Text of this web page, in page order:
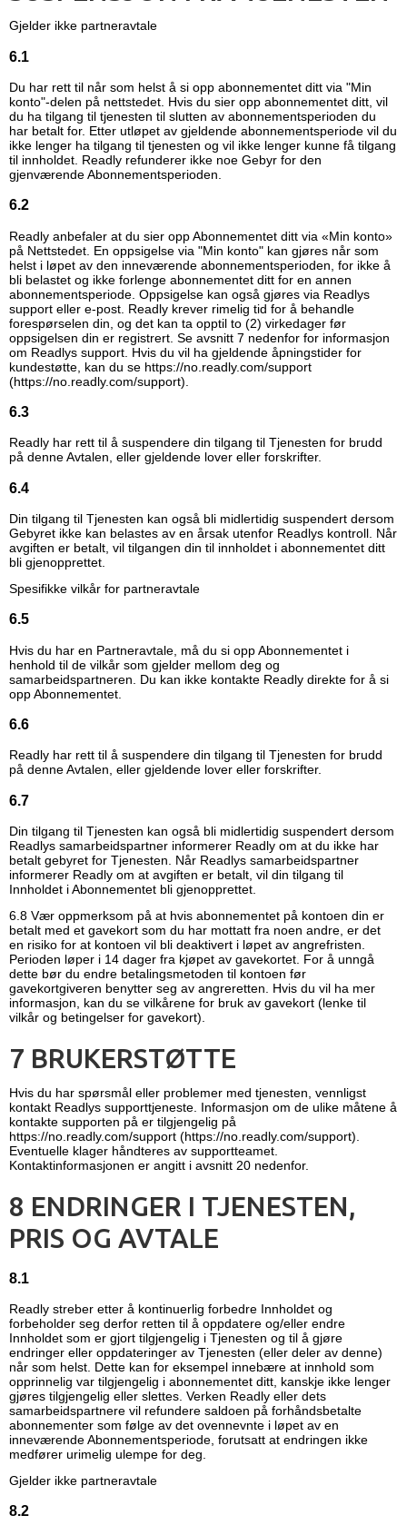
Gjelder ikke partneravtale
6.1
Du har rett til når som helst å si opp abonnementet ditt via "Min
konto"-delen på nettstedet. Hvis du sier opp abonnementet ditt, vil
du ha tilgang til tjenesten til slutten av abonnementsperioden du
har betalt for. Etter utløpet av gjeldende abonnementsperiode vil du
ikke lenger ha tilgang til tjenesten og vil ikke lenger kunne få tilgang
til innholdet. Readly refunderer ikke noe Gebyr for den
gjenværende Abonnementsperioden.
6.2
Readly anbefaler at du sier opp Abonnementet ditt via «Min konto»
på Nettstedet. En oppsigelse via "Min konto" kan gjøres når som
helst i løpet av den inneværende abonnementsperioden, for ikke å
bli belastet og ikke forlenge abonnementet ditt for en annen
abonnementsperiode. Oppsigelse kan også gjøres via Readlys
support eller e-post. Readly krever rimelig tid for å behandle
forespørselen din, og det kan ta opptil to (2) virkedager før
oppsigelsen din er registrert. Se avsnitt 7 nedenfor for informasjon
om Readlys support. Hvis du vil ha gjeldende åpningstider for
kundestøtte, kan du se https://no.readly.com/support
(https://no.readly.com/support)
6.3
Readly har rett til å suspendere din tilgang til Tjenesten for brudd
på denne Avtalen, eller gjeldende lover eller forskrifter.
6.4
Din tilgang til Tjenesten kan også bli midlertidig suspendert dersom
Gebyret ikke kan belastes av en årsak utenfor Readlys kontroll. Når
avgiften er betalt, vil tilgangen din til innholdet i abonnementet ditt
bli gjenopprettet.
Spesifikke vilkår for partneravtale
6.5
Hvis du har en Partneravtale, må du si opp Abonnementet i
henhold til de vilkår som gjelder mellom deg og
samarbeidspartneren. Du kan ikke kontakte Readly direkte for å si
opp Abonnementet.
6.6
Readly har rett til å suspendere din tilgang til Tjenesten for brudd
på denne Avtalen, eller gjeldende lover eller forskrifter.
6.7
Din tilgang til Tjenesten kan også bli midlertidig suspendert dersom
Readlys samarbeidspartner informerer Readly om at du ikke har
betalt gebyret for Tjenesten. Når Readlys samarbeidspartner
informerer Readly om at avgiften er betalt, vil din tilgang til
Innholdet i Abonnementet bli gjenopprettet.
6.8 Vær oppmerksom på at hvis abonnementet på kontoen din er
betalt med et gavekort som du har mottatt fra noen andre, er det
en risiko for at kontoen vil bli deaktivert i løpet av angrefristen.
Perioden løper i 14 dager fra kjøpet av gavekortet. For å unngå
dette bør du endre betalingsmetoden til kontoen før
gavekortgiveren benytter seg av angreretten. Hvis du vil ha mer
informasjon, kan du se vilkårene for bruk av gavekort (lenke til
vilkår og betingelser for gavekort).
7 BRUKERSTØTTE
Hvis du har spørsmål eller problemer med tjenesten, vennligst
kontakt Readlys supporttjeneste. Informasjon om de ulike måtene å
kontakte supporten på er tilgjengelig på
https://no.readly.com/support (https://no.readly.com/support)
Eventuelle klager håndteres av supportteamet.
Kontaktinformasjonen er angitt i avsnitt 20 nedenfor.
8 ENDRINGER I TJENESTEN,
PRIS OG AVTALE
8.1
Readly streber etter å kontinuerlig forbedre Innholdet og
forbeholder seg derfor retten til å oppdatere og/eller endre
Innholdet som er gjort tilgjengelig i Tjenesten og til å gjøre
endringer eller oppdateringer av Tjenesten (eller deler av denne)
når som helst. Dette kan for eksempel innebære at innhold som
opprinnelig var tilgjengelig i abonnementet ditt, kanskje ikke lenger
gjøres tilgjengelig eller slettes. Verken Readly eller dets
samarbeidspartnere vil refundere saldoen på forhåndsbetalte
abonnementer som følge av det ovennevnte i løpet av en
inneværende Abonnementsperiode, forutsatt at endringen ikke
medfører urimelig ulempe for deg.
Gjelder ikke partneravtale
8.2